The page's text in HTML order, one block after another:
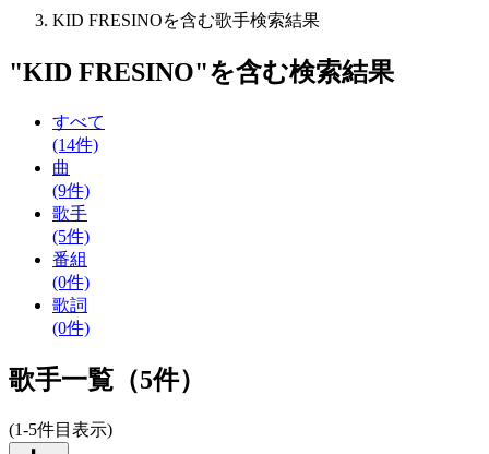
KID FRESINOを含む歌手検索結果
"KID FRESINO"を含む検索結果
すべて
(14件)
曲
(9件)
歌手
(5件)
番組
(0件)
歌詞
(0件)
歌手一覧（5件）
(1-5件目表示)